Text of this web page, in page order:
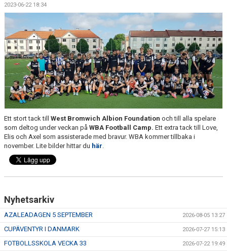
KONTAKTA OSS
OM FÖRENINGEN
BLI MEDLEM
IDROTTSSKADOR
TRÄN.TIDER
KLUBBHUS
KLUBBSHOP
MATCHER
DOKUMENT
2023-06-22 18:34
Ett stort tack till West Bromwich Albion Foundation och till alla spelare
som deltog under veckan på WBA Football Camp. Ett extra tack till Love,
Elis och Axel som assisterade med bravur. WBA kommer tillbaka i
november. Lite bilder hittar du här
Nyhetsarkiv
AZALEADAGEN 5 SEPTEMBER 2026-08-05 13:27
CUPÄVENTYR I DANMARK 2026-07-27 15:13
FOTBOLLSSKOLA VECKA 33 2026-07-22 19:49